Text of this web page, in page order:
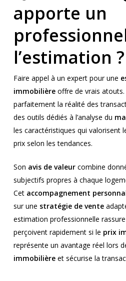
apporte un
l’estimation ?
Faire appel à un expert pour une
immobilièreoffre de vrais
parfaitement la réalité des
des outils dédiés à l’analyse du
les caractéristiques qui valorisent
prix selon les tendances.
Son avis de valeurcombine
subjectifs propres à chaque
Cet accompagnement
sur une stratégie de vente
estimation professionnelle
perçoivent rapidement si le prix
représente un avantage réel lors
immobilièreet sécurise la